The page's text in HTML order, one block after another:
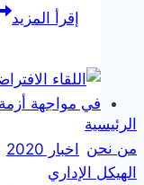
الرئيسية
من نحن
الهيكل الإداري
إقرأ المزيد
اخبار 2020